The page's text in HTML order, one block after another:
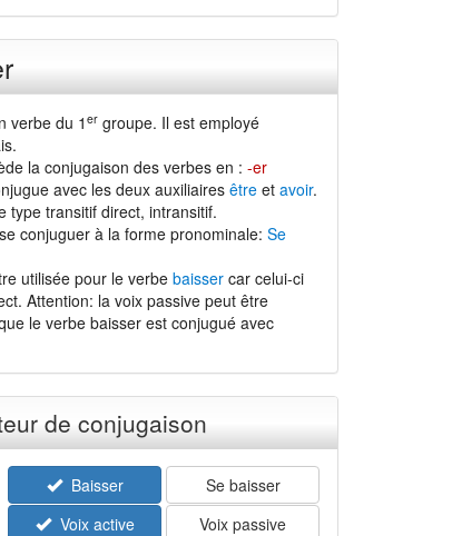
verbe du 1 ergroupe. Il est employé
la conjugaison des verbes en : -er
avec les deux auxiliaires êtreet avoir.
type transitif direct, intransitif.
conjuguer à la forme pronominale: Se
utilisée pour le verbe baissercar celui-ci
Attention: la voix passive peut être
le verbe baisser est conjugué avec
de conjugaison
Baisser
Se baisser
Voix active
Voix passive